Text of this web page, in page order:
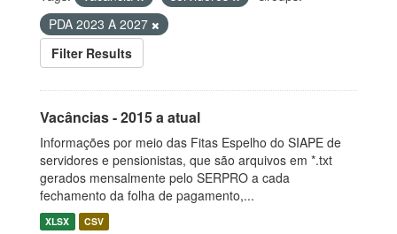
PDA 2023 A 2027
Filter Results
Vacâncias - 2015 a atual
Informações por meio das Fitas Espelho do SIAPE de
servidores e pensionistas, que são arquivos em *.txt
gerados mensalmente pelo SERPRO a cada
fechamento da folha de pagamento,...
XLSX CSV